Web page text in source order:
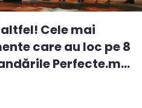
Cele mai
care au loc pe 8
Perfecte.m...